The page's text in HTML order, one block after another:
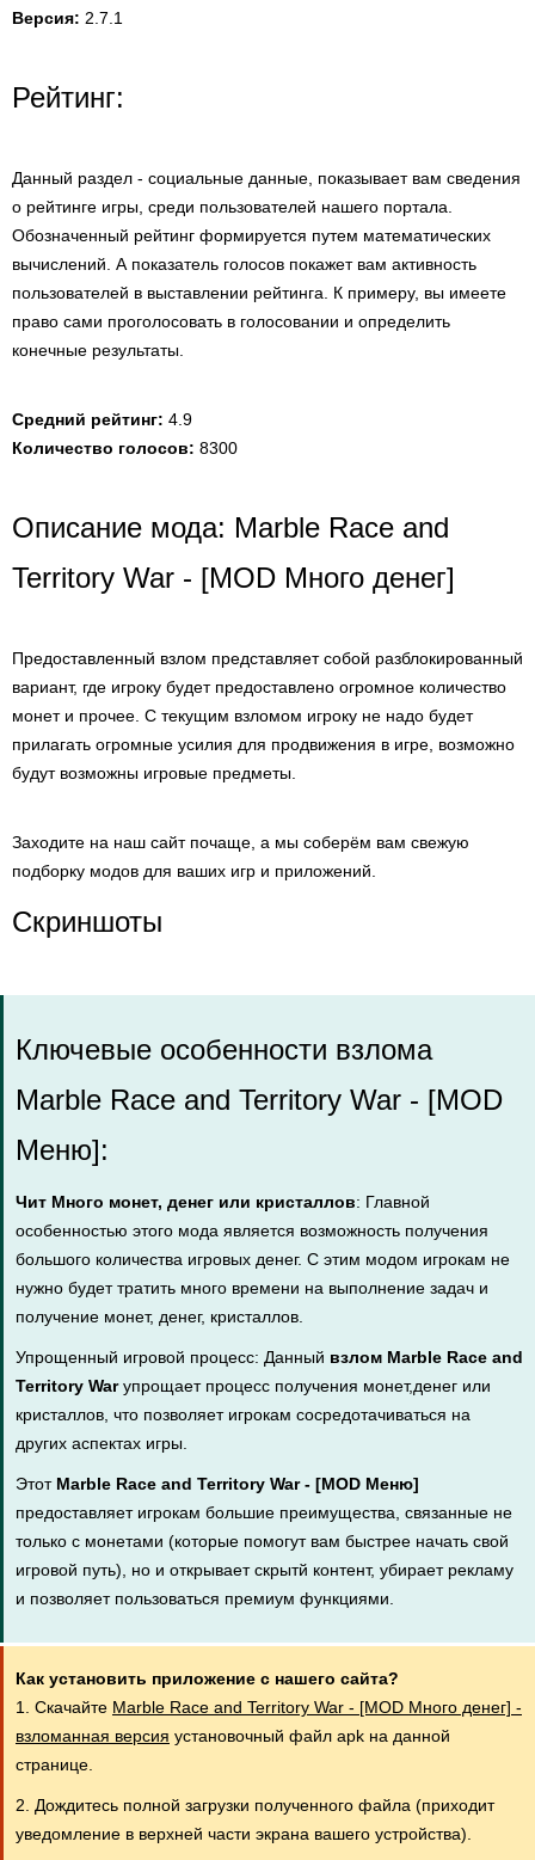
Версия: 2.7.1
Рейтинг:
Данный раздел - социальные данные, показывает вам сведения
о рейтинге игры, среди пользователей нашего портала.
Обозначенный рейтинг формируется путем математических
вычислений. А показатель голосов покажет вам активность
пользователей в выставлении рейтинга. К примеру, вы имеете
право сами проголосовать в голосовании и определить
конечные результаты.
Средний рейтинг: 4.9
Количество голосов: 8300
Описание мода: Marble Race and
Territory War - [MOD Много денег]
Предоставленный взлом представляет собой разблокированный
вариант, где игроку будет предоставлено огромное количество
монет и прочее. С текущим взломом игроку не надо будет
прилагать огромные усилия для продвижения в игре, возможно
будут возможны игровые предметы.
Заходите на наш сайт почаще, а мы соберём вам свежую
подборку модов для ваших игр и приложений.
Скриншоты
Ключевые особенности взлома
Marble Race and Territory War - [MOD
Меню]:
Чит Много монет, денег или кристаллов: Главной
особенностью этого мода является возможность получения
большого количества игровых денег. С этим модом игрокам не
нужно будет тратить много времени на выполнение задач и
получение монет, денег, кристаллов.
Упрощенный игровой процесс: Данный взлом Marble Race and
Territory Warупрощает процесс получения монет,денег или
кристаллов, что позволяет игрокам сосредотачиваться на
других аспектах игры.
Этот Marble Race and Territory War - [MOD Меню]
предоставляет игрокам большие преимущества, связанные не
только с монетами (которые помогут вам быстрее начать свой
игровой путь), но и открывает скрытй контент, убирает рекламу
и позволяет пользоваться премиум функциями.
Как установить приложение с нашего сайта?
1. Скачайте Marble Race and Territory War - [MOD Много денег] -
взломанная версия установочный файл apk на данной
странице.
2. Дождитесь полной загрузки полученного файла (приходит
уведомление в верхней части экрана вашего устройства).